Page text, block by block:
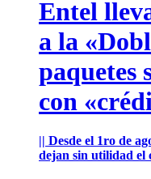
Entel
a la
paquetes
con
|| Desde el 1ro de
dejan sin utilidad el